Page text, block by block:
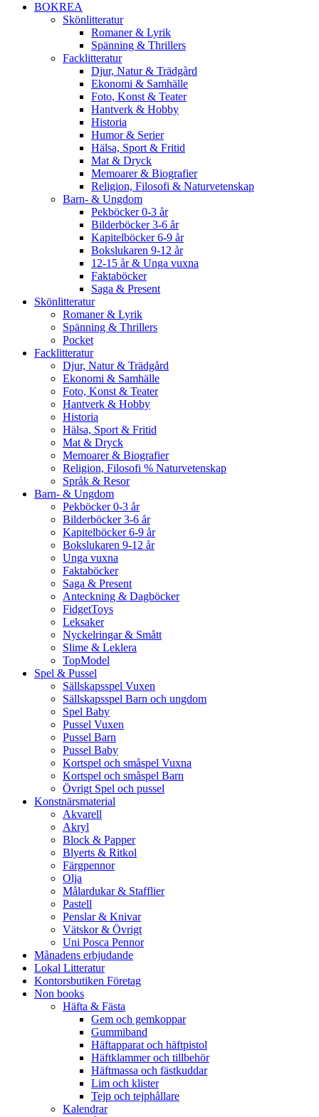
BOKREA
Skönlitteratur
Romaner & Lyrik
Spänning & Thrillers
Facklitteratur
Djur, Natur & Trädgård
Ekonomi & Samhälle
Foto, Konst & Teater
Hantverk & Hobby
Historia
Humor & Serier
Hälsa, Sport & Fritid
Mat & Dryck
Memoarer & Biografier
Religion, Filosofi & Naturvetenskap
Barn- & Ungdom
Pekböcker 0-3 år
Bilderböcker 3-6 år
Kapitelböcker 6-9 år
Bokslukaren 9-12 år
12-15 år & Unga vuxna
Faktaböcker
Saga & Present
Skönlitteratur
Romaner & Lyrik
Spänning & Thrillers
Pocket
Facklitteratur
Djur, Natur & Trädgård
Ekonomi & Samhälle
Foto, Konst & Teater
Hantverk & Hobby
Historia
Hälsa, Sport & Fritid
Mat & Dryck
Memoarer & Biografier
Religion, Filosofi % Naturvetenskap
Språk & Resor
Barn- & Ungdom
Pekböcker 0-3 år
Bilderböcker 3-6 år
Kapitelböcker 6-9 år
Bokslukaren 9-12 år
Unga vuxna
Faktaböcker
Saga & Present
Anteckning & Dagböcker
FidgetToys
Leksaker
Nyckelringar & Smått
Slime & Leklera
TopModel
Spel & Pussel
Sällskapsspel Vuxen
Sällskapsspel Barn och ungdom
Spel Baby
Pussel Vuxen
Pussel Barn
Pussel Baby
Kortspel och småspel Vuxna
Kortspel och småspel Barn
Övrigt Spel och pussel
Konstnärsmaterial
Akvarell
Akryl
Block & Papper
Blyerts & Ritkol
Färgpennor
Olja
Målardukar & Stafflier
Pastell
Penslar & Knivar
Vätskor & Övrigt
Uni Posca Pennor
Månadens erbjudande
Lokal Litteratur
Kontorsbutiken Företag
Non books
Häfta & Fästa
Gem och gemkoppar
Gummiband
Häftapparat och häftpistol
Häftklammer och tillbehör
Häftmassa och fästkuddar
Lim och klister
Tejp och tejphållare
Kalendrar